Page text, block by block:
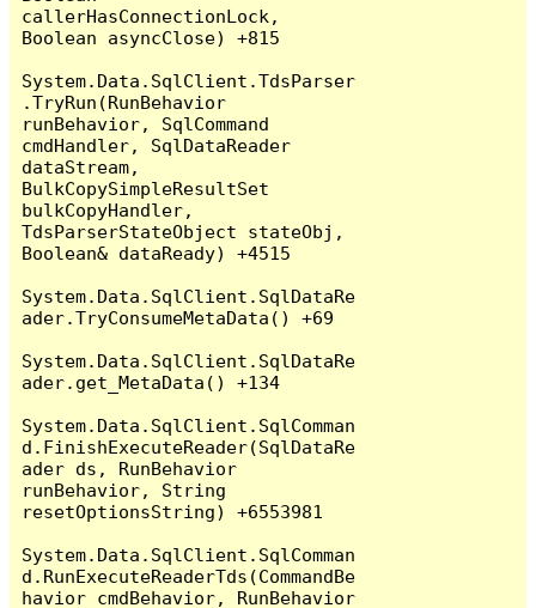
callerHasConnectionLock,
Boolean asyncClose) +815
System.Data.SqlClient.TdsParser
.TryRun(RunBehavior
runBehavior, SqlCommand
cmdHandler, SqlDataReader
dataStream,
BulkCopySimpleResultSet
bulkCopyHandler,
TdsParserStateObject stateObj,
Boolean& dataReady) +4515
System.Data.SqlClient.SqlDataRe
ader.TryConsumeMetaData() +69
System.Data.SqlClient.SqlDataRe
ader.get_MetaData() +134
System.Data.SqlClient.SqlComman
d.FinishExecuteReader(SqlDataRe
ader ds, RunBehavior
runBehavior, String
resetOptionsString) +6553981
System.Data.SqlClient.SqlComman
d.RunExecuteReaderTds(CommandBe
havior cmdBehavior, RunBehavior